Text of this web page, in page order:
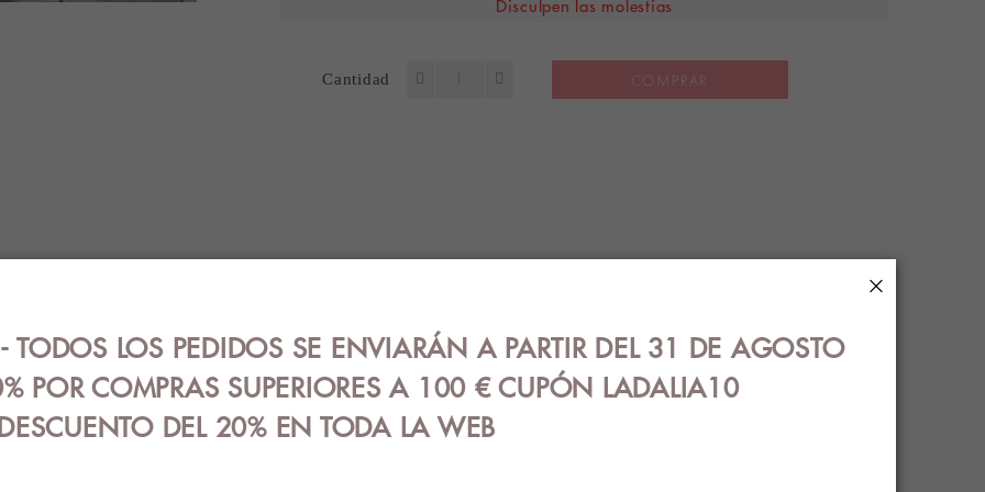
Disculpen las molestias
Cantidad COMPRAR
elastano. LOS PEDIDOS SE ENVIARÁN A PARTIR DEL 31 DE AGOSTO
POR COMPRAS SUPERIORES A 100 € CUPÓN LADALIA10
DEL 20% EN TODA LA WEB
×